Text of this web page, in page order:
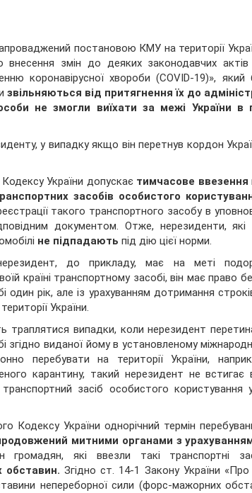
постановою КМУ на території
внесення змін до деяких законодавчих актів
коронавірусної хвороби (COVID-19)»,
звільняються від притягнення їх до
не змогли виїхати за межі України в
у випадку якщо він перетнув кордон
України допускає тимчасове ввезення
засобів особистого
такого транспортного засобу в
документом. Отже, нерезиденти,
не підпадають під дію цієї норми.
до прикладу, має на меті
країні транспортному засобі, він має право
один рік, але із урахуванням дотримання
України.
випадки, коли нерезидент
згідно виданої йому в установленому
перебувати на території України,
карантину, такий нерезидент не встигає
транспортний засіб особистого
Кодексу України однорічний термін
митними органами з
громадян, які ввезли такі транспортні
обставин.Згідно ст. 14-1 Закону України
непереборної сили (форс-мажорних